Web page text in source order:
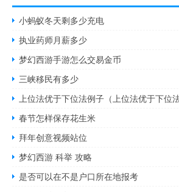
小蚂蚁冬天剩多少充电
执业药师月薪多少
梦幻西游手游怎么交易金币
三峡移民有多少
上位法优于下位法例子（上位法优于下位
春节怎样保存花生米
拜年创意视频站位
梦幻西游 科举 攻略
是否可以在不是户口所在地报考